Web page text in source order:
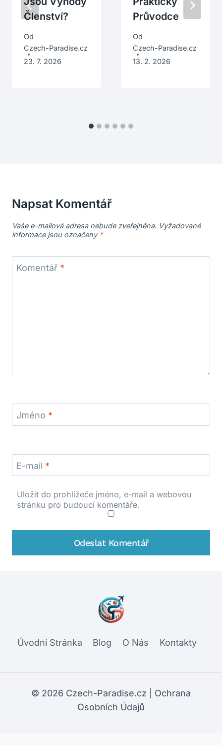
Členství?
Od
Czech-Paradise.cz
23. 7. 2026
Průvodce
Od
Czech-Paradise.cz
13. 2. 2026
Napsat Komentář
Vaše e-mailová adresa nebude zveřejněna. Vyžadované
informace jsou označeny *
Komentář *
Jméno *
E-mail *
Uložit do prohlížeče jméno, e-mail a webovou
stránku pro budoucí komentáře.
Úvodní Stránka Blog O Nás Kontakty
© 2026 Czech-Paradise.cz | Ochrana
Osobních Údajů